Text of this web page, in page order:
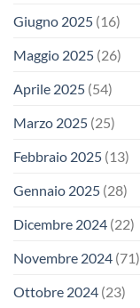
Giugno 2025 (16)
Maggio 2025 (26)
Aprile 2025 (54)
Marzo 2025 (25)
Febbraio 2025 (13)
Gennaio 2025 (28)
Dicembre 2024 (22)
Novembre 2024 (71)
Ottobre 2024 (23)